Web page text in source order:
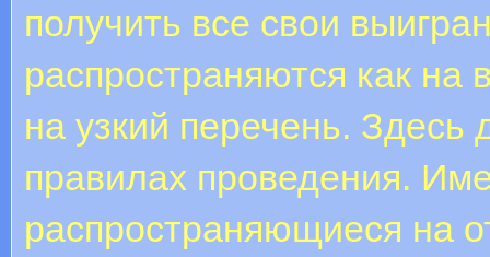
получить все свои
распространяются как на
на узкий перечень. Здесь
правилах проведения.
распространяющиеся на